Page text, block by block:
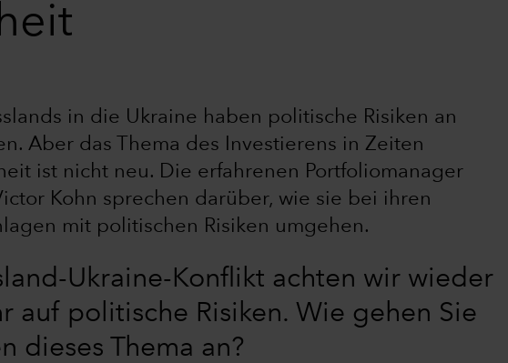
in die Ukraine haben politische Risiken an
Aber das Thema des Investierens in Zeiten
ist nicht neu. Die erfahrenen Portfoliomanager
Kohn sprechen darüber, wie sie bei ihren
mit politischen Risiken umgehen.
Ukraine-Konflikt achten wir wieder
auf politische Risiken. Wie gehen Sie
dieses Thema an?